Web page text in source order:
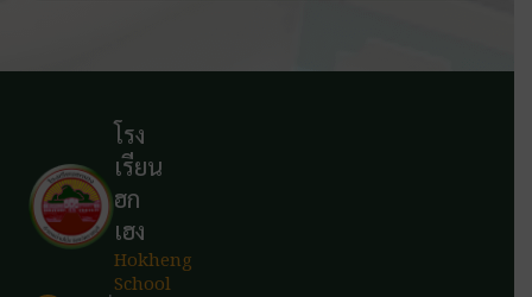
โรง
เรียน
ฮก
เฮง
Hokheng
School